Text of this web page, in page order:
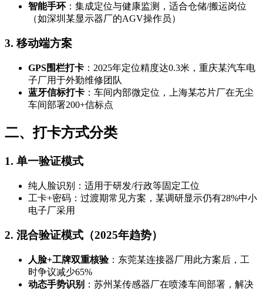
智能手环 ：集成定位与健康监测，适合仓储/搬运岗位
（如深圳某显示器厂的AGV操作员）
3. 移动端方案
GPS围栏打卡 ：2025年定位精度达0.3米，重庆某汽车电
子厂用于外勤维修团队
蓝牙信标打卡 ：车间内部微定位，上海某芯片厂在无尘
车间部署200+信标点
二、打卡方式分类
1. 单一验证模式
纯人脸识别：适用于研发/行政等固定工位
工卡+密码：过渡期常见方案，某调研显示仍有28%中小
电子厂采用
2. 混合验证模式（2025年趋势）
人脸+工牌双重核验：东莞某连接器厂用此方案后，工
时争议减少65%
动态手势识别 ：苏州某传感器厂在喷漆车间部署，解决